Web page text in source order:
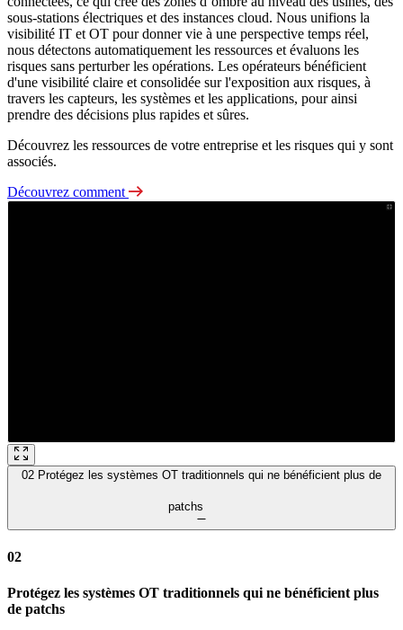
sous-stations électriques et des instances cloud. Nous unifions la
visibilité IT et OT pour donner vie à une perspective temps réel,
nous détectons automatiquement les ressources et évaluons les
risques sans perturber les opérations. Les opérateurs bénéficient
d'une visibilité claire et consolidée sur l'exposition aux risques, à
travers les capteurs, les systèmes et les applications, pour ainsi
prendre des décisions plus rapides et sûres.
Découvrez les ressources de votre entreprise et les risques qui y sont
associés.
Découvrez comment
02 Protégez les systèmes OT traditionnels qui ne bénéficient plus de
patchs
02
Protégez les systèmes OT traditionnels qui ne bénéficient plus
de patchs